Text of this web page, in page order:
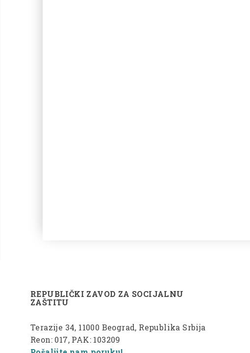
REPUBLIČKI ZAVOD ZA SOCIJALNU
ZAŠTITU
Terazije 34, 11000 Beograd, Republika Srbija
Reon: 017, PAK: 103209